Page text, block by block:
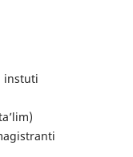
instuti